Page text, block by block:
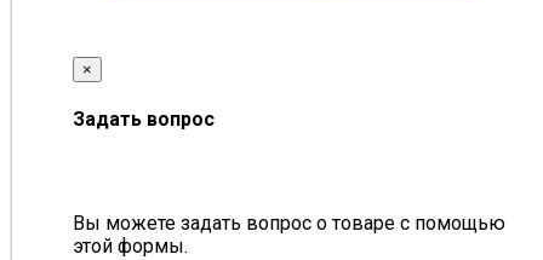
×
Задать вопрос
Вы можете задать вопрос о товаре с помощью
этой формы.